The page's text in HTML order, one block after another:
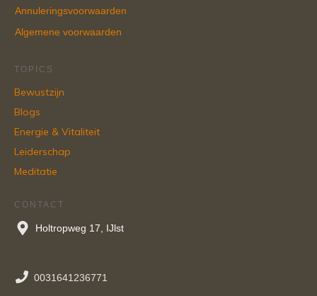
Annuleringsvoorwaarden
Algemene voorwaarden
TOPICS
Bewustzijn
Blogs
Energie & Vitaliteit
Leiderschap
Meditatie
CONTACT
Holtropweg 17, IJlst
0031641236771